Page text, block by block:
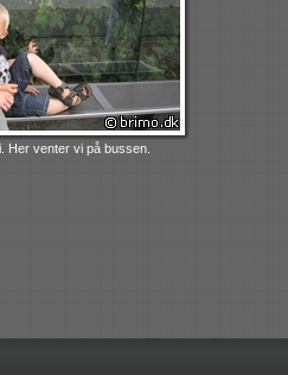
Her venter vi på bussen.